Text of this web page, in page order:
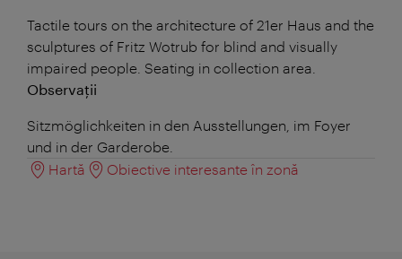
Tactile tours on the architecture of 21er Haus and the
sculptures of Fritz Wotrub for blind and visually
impaired people. Seating in collection area.
Observații
Sitzmöglichkeiten in den Ausstellungen, im Foyer
und in der Garderobe.
Hartă
Obiective interesante în zonă